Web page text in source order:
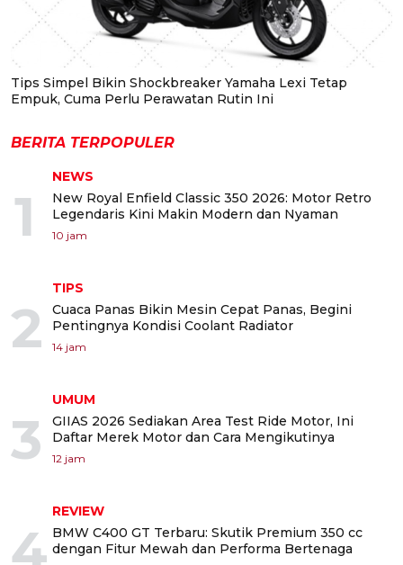
Tips Simpel Bikin Shockbreaker Yamaha Lexi Tetap
Empuk, Cuma Perlu Perawatan Rutin Ini
BERITA TERPOPULER
1
NEWS
New Royal Enfield Classic 350 2026: Motor Retro
Legendaris Kini Makin Modern dan Nyaman
10 jam
2
TIPS
Cuaca Panas Bikin Mesin Cepat Panas, Begini
Pentingnya Kondisi Coolant Radiator
14 jam
3
UMUM
GIIAS 2026 Sediakan Area Test Ride Motor, Ini
Daftar Merek Motor dan Cara Mengikutinya
12 jam
4
REVIEW
BMW C400 GT Terbaru: Skutik Premium 350 cc
dengan Fitur Mewah dan Performa Bertenaga